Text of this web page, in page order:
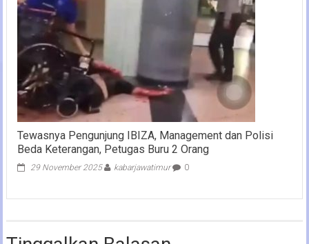
Tewasnya Pengunjung IBIZA, Management dan Polisi
Beda Keterangan, Petugas Buru 2 Orang
29 November 2025 kabarjawatimur 0